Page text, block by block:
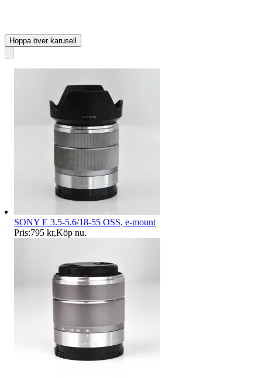
Hoppa över karusell
SONY E 3.5-5.6/18-55 OSS, e-mount
Pris:795 kr,Köp nu.